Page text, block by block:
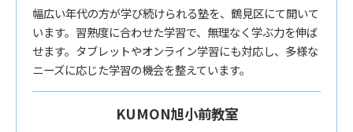
幅広い年代の方が学び続けられる塾を、鶴見区にて開いて
います。習熟度に合わせた学習で、無理なく学ぶ力を伸ば
せます。タブレットやオンライン学習にも対応し、多様な
ニーズに応じた学習の機会を整えています。
KUMON旭小前教室